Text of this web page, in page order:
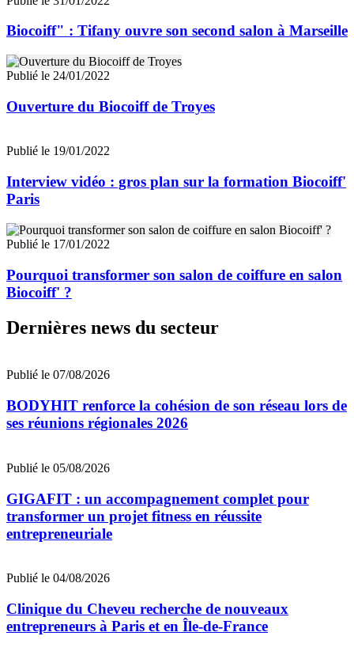
Biocoiff" : Tifany ouvre son second salon à Marseille
Publié le 24/01/2022
Ouverture du Biocoiff de Troyes
Publié le 19/01/2022
Interview vidéo : gros plan sur la formation Biocoiff'
Paris
Publié le 17/01/2022
Pourquoi transformer son salon de coiffure en salon
Biocoiff' ?
Dernières news du secteur
Publié le 07/08/2026
BODYHIT renforce la cohésion de son réseau lors de
ses réunions régionales 2026
Publié le 05/08/2026
GIGAFIT : un accompagnement complet pour
transformer un projet fitness en réussite
entrepreneuriale
Publié le 04/08/2026
Clinique du Cheveu recherche de nouveaux
entrepreneurs à Paris et en Île-de-France